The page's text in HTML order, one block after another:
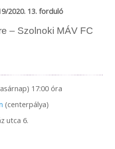
és türelmüket
2020. 13. forduló
– Szolnoki MÁV FC
17:00 óra
(centerpálya)
utca 6.